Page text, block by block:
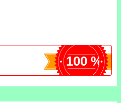
100 %